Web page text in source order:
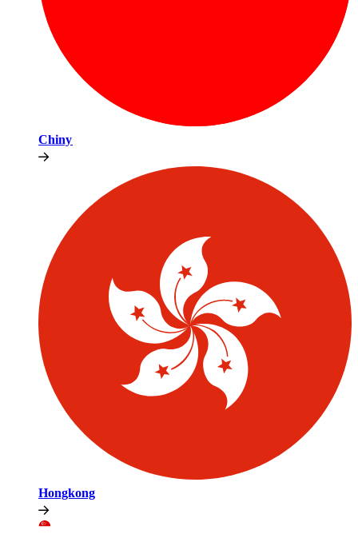
Chiny​​
Hongkong​​